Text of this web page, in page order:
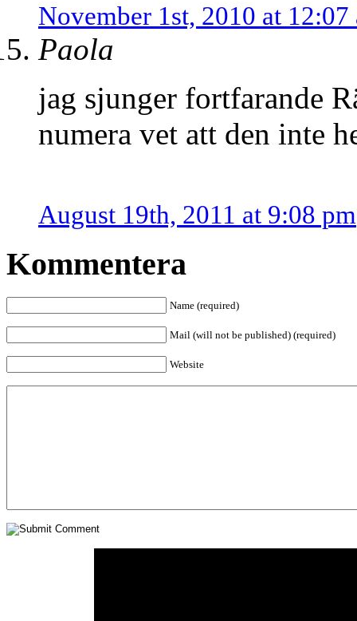
November 1st, 2010 at 12:07
Paola
jag sjunger fortfarande
numera vet att den inte
August 19th, 2011 at 9:08 pm
Kommentera
Name (required)
Mail (will not be published) (required)
Website